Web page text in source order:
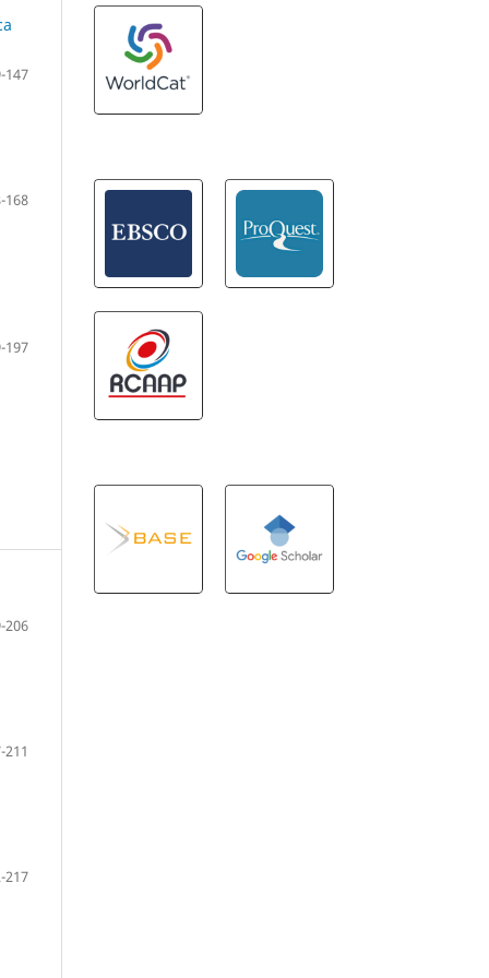
147
168
197
206
211
217